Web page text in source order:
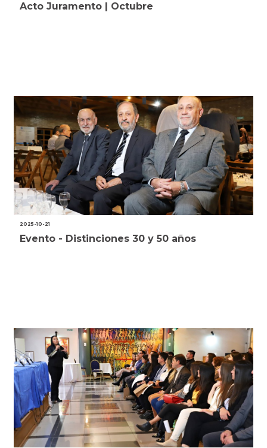
Acto Juramento | Octubre
2025-10-21
Evento - Distinciones 30 y 50 años